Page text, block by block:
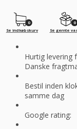
0
Se gemte
0
Se indkøbskurv
Hurtig levering
Danske
Bestil inden
samme dag
Google rating: